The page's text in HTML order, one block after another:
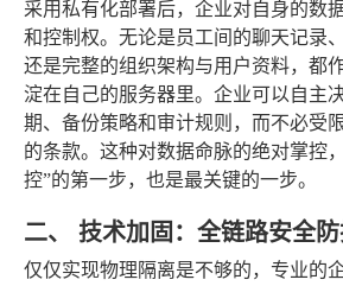
采用私有化部署后，企业对自身的数
和控制权。无论是员工间的聊天记录
还是完整的组织架构与用户资料，都
淀在自己的服务器里。企业可以自主
期、备份策略和审计规则，而不必受
的条款。这种对数据命脉的绝对掌控
控”的第一步，也是最关键的一步。
二、 技术加固：全链路安全
仅仅实现物理隔离是不够的，专业的